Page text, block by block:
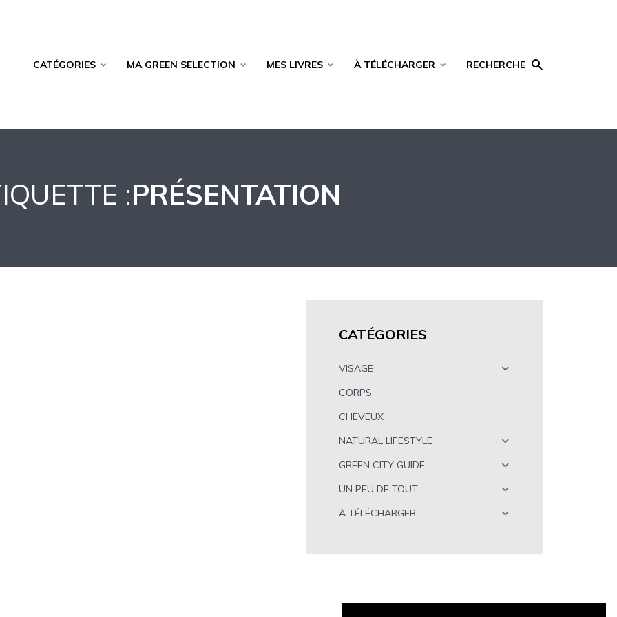
CATÉGORIES MA GREEN SELECTION MES LIVRES À TÉLÉCHARGER RECHERCHE
:PRÉSENTATION
CATÉGORIES
VISAGE
CORPS
CHEVEUX
NATURAL LIFESTYLE
GREEN CITY GUIDE
UN PEU DE TOUT
À TÉLÉCHARGER